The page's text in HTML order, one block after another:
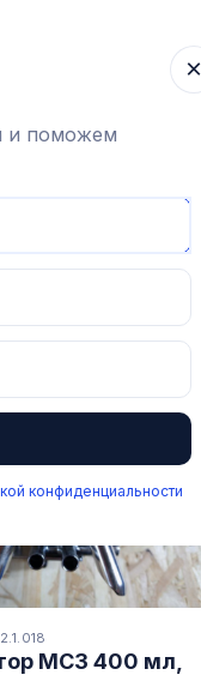
Блог
Коллектора
MC3 400 мл,
×
и поможем
конфиденциальности